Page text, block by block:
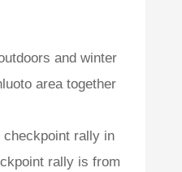
and winter
area together
rally in
rally is from